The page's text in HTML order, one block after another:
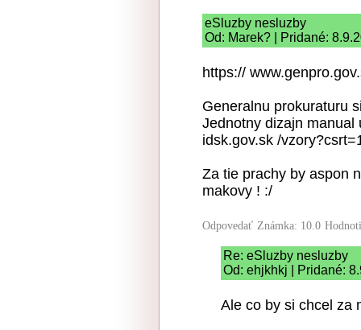
eSluzby nesluzby
Od: Marek? | Pridané:
https://
Generalnu prokuraturu
Jednotny dizajn manual
idsk.gov.sk /
Za tie prachy by aspon
makovy ! :/
Odpovedať Známka: 10.0
Re: eSluzby nesluzby
Od: ehjkhkj | Pridané:
Ale co by si chcel za